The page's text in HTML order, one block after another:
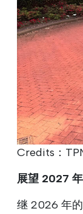
Credits：
展望 2027 年
继 2026 年